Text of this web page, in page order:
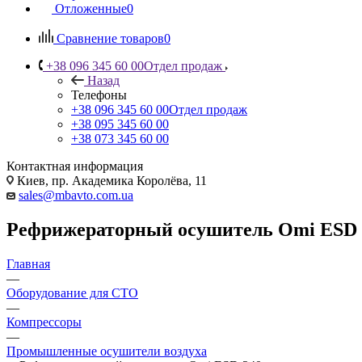
Отложенные0
Сравнение товаров0
+38 096 345 60 00Отдел продаж
Назад
Телефоны
+38 096 345 60 00Отдел продаж
+38 095 345 60 00
+38 073 345 60 00
Контактная информация
Киев, пр. Академика Королёва, 11
sales@mbavto.com.ua
Рефрижераторный осушитель Omi ESD
Главная
—
Оборудование для СТО
—
Компрессоры
—
Промышленные осушители воздуха